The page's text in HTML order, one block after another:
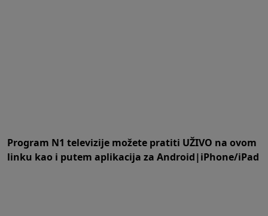
Program N1 televizije možete pratiti UŽIVO na ovom
linku kao i putem aplikacija za Android|iPhone/iPad